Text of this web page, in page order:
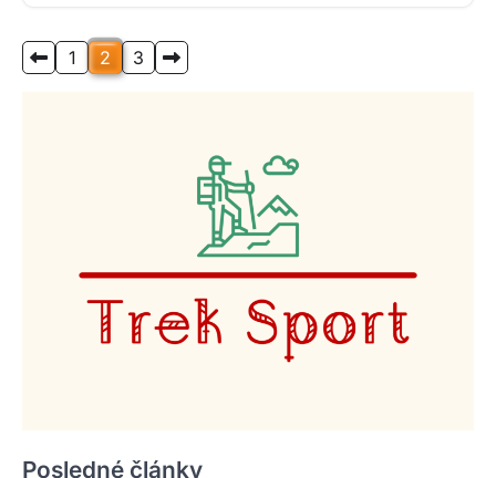
horolezca. Dozviete sa, ako správne pripraviť
svoju základnú výstroj, ako vrstviť oblečenie pre
lana až po lavínovú sondu, a zdôrazňuje dôležitosť
prípravy na nepredvídateľné horské podmienky.
Prečítajte si celý článok a získajte istotu, že váš
najbližší výstup bude nielen úspešný, ale
predovšetkým bezpečný.
Stronicowanie
1 2 3
Posledné články